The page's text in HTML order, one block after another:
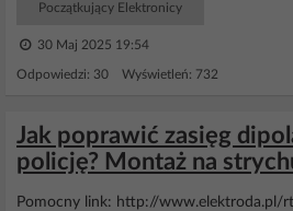
Początkujący Elektronicy
30 Maj 2025 19:54
Odpowiedzi: 30 Wyświetleń: 732
Jak poprawić zasięg
policję? Montaż na
Pomocny link: http://www.elektroda.pl/